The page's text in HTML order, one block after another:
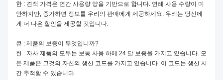
한 : 견적 가격은 연간 사용량 양을 기반으로 합니다. 연례 사용 수량이 미
안하지만, 증가하면 정보를 우리의 판매에게 제공하세요. 우리는 당신에
게 더 나은 할인을 제공할 것입니다.
큐 : 제품의 보증이 무엇입니까?
한 : 자사 제품의 모두는 보통 사용 하에 24 달 보증을 가지고 있습니다. 모
든 제품은 그것의 자신의 생산 코드를 가지고 있습니다. 이 코드는 생산 시
간 추적할 수 있습니다.